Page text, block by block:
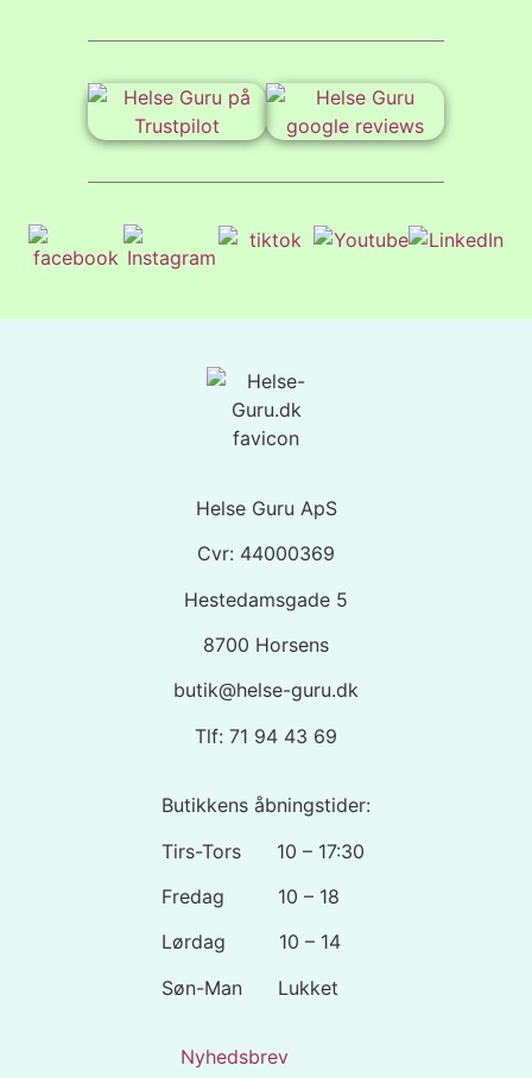
Helse Guru ApS
Cvr: 44000369
Hestedamsgade 5
8700 Horsens
butik@helse-guru.dk
Tlf: 71 94 43 69
Butikkens åbningstider:
Tirs-Tors 10 – 17:30
Fredag 10 – 18
Lørdag 10 – 14
Søn-Man Lukket
Nyhedsbrev